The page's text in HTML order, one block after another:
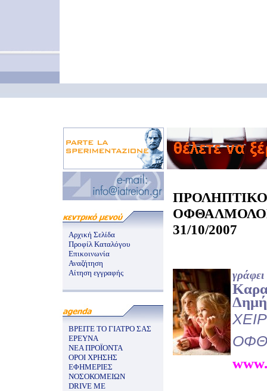
Αρχική Σελίδα
Προφίλ Καταλόγου
Επικοινωνία
Αναζήτηση
Αίτηση εγγραφής
ΒΡΕΙΤΕ ΤΟ ΓΙΑΤΡΟ ΣΑΣ
ΕΡΕΥΝΑ
ΝΕΑ ΠΡΟΪΟΝΤΑ
ΟΡΟΙ ΧΡΗΣΗΣ
ΕΦΗΜΕΡΙΕΣ
ΝΟΣΟΚΟΜΕΙΩΝ
DRIVE ME
31/10/2007
γράφει